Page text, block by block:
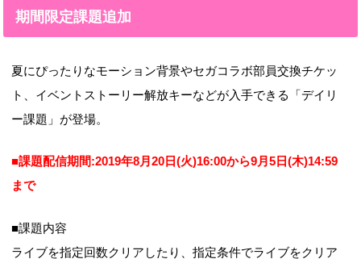
期間限定課題追加
夏にぴったりなモーション背景やセガコラボ部員交換チケッ
ト、イベントストーリー解放キーなどが入手できる「デイリ
ー課題」が登場。
■課題配信期間:2019年8月20日(火)16:00から9月5日(木)14:59
まで
■課題内容
ライブを指定回数クリアしたり、指定条件でライブをクリア